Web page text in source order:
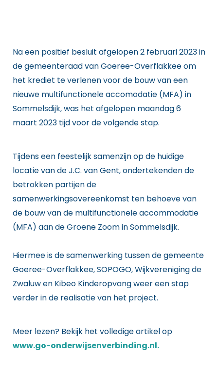
Na een positief besluit afgelopen 2 februari 2023 in
de gemeenteraad van Goeree-Overflakkee om
het krediet te verlenen voor de bouw van een
nieuwe multifunctionele accomodatie (MFA) in
Sommelsdijk, was het afgelopen maandag 6
maart 2023 tijd voor de volgende stap.
Tijdens een feestelijk samenzijn op de huidige
locatie van de J.C. van Gent, ondertekenden de
betrokken partijen de
samenwerkingsovereenkomst ten behoeve van
de bouw van de multifunctionele accommodatie
(MFA) aan de Groene Zoom in Sommelsdijk.
Hiermee is de samenwerking tussen de gemeente
Goeree-Overflakkee, SOPOGO, Wijkvereniging de
Zwaluw en Kibeo Kinderopvang weer een stap
verder in de realisatie van het project.
Meer lezen? Bekijk het volledige artikel op
www.go-onderwijsenverbinding.nl.